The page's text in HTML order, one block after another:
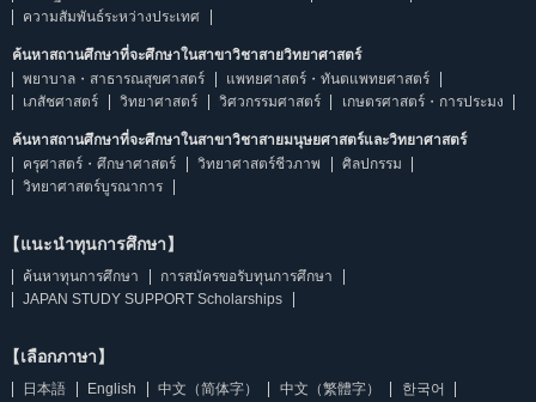
ความสัมพันธ์ระหว่างประเทศ
ค้นหาสถานศึกษาที่จะศึกษาในสาขาวิชาสายวิทยาศาสตร์
พยาบาล・สาธารณสุขศาสตร์
แพทยศาสตร์・ทันตแพทยศาสตร์
เภสัชศาสตร์
วิทยาศาสตร์ วิศวกรรมศาสตร์ เกษตรศาสตร์・การประมง
ค้นหาสถานศึกษาที่จะศึกษาในสาขาวิชาสายมนุษยศาสตร์และวิทยาศาสตร์
ครุศาสตร์・ศึกษาศาสตร์
วิทยาศาสตร์ชีวภาพ
ศิลปกรรม
วิทยาศาสตร์บูรณาการ
【แนะนำทุนการศึกษา】
ค้นหาทุนการศึกษา
การสมัครขอรับทุนการศึกษา
JAPAN STUDY SUPPORT Scholarships
【เลือกภาษา】
日本語 English 中文（简体字） 中文（繁體字）
한국어